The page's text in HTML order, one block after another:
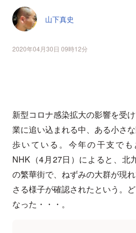
山下真史
2020年04月30日 09時12分
新型コロナ感染拡大の影響を受
業に追い込まれる中、ある小さ
歩いている。今年の干支でも
NHK（4月27日）によると、北
の繁華街で、ねずみの大群が現
さる様子が確認されたという。
なった・・・。